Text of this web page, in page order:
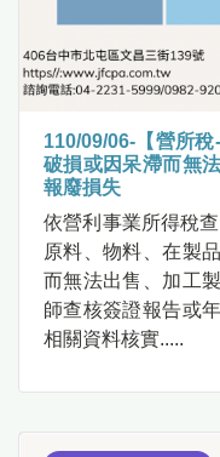
110/09/06-【營所
破損或因呆滯而無
報廢損失
依營利事業所得稅
原料、物料、在製
而無法出售、加工
師查核簽證報告或
相關資料核實.....